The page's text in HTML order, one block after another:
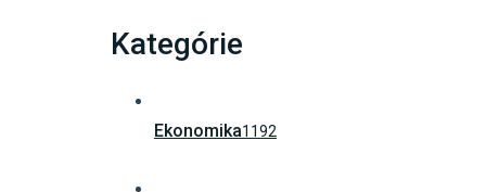
Kategórie
Ekonomika1192